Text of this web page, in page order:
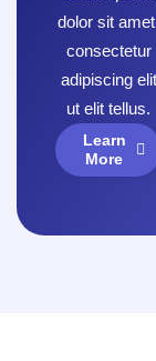
dolor sit
consectetur
adipiscing elit
ut elit tellus.
Learn
More